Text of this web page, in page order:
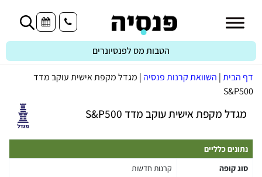
הטבות מס לפנסיונרים
דף הבית| השוואת קרנות פנסיה | מגדל מקפת אישית עוקב מדד
S&P500
מגדל מקפת אישית עוקב מדד S&P500
נתונים כלליים
סוג קופה
קרנות חדשות